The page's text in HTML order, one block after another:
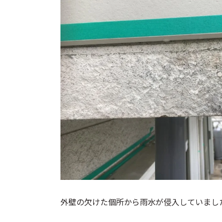
外壁の欠けた個所から雨水が侵入していまし